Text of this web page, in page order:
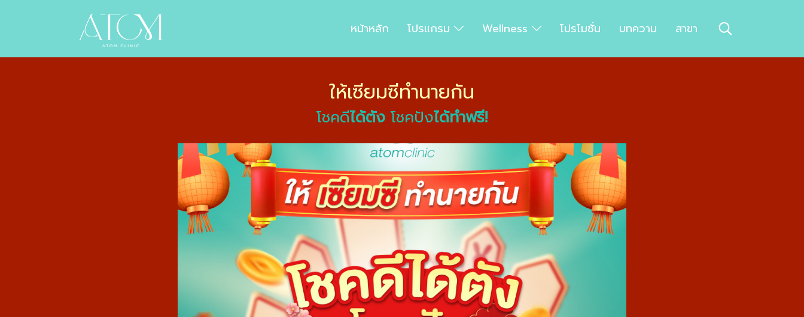
หน้าหลัก โปรแกรม Wellness โปรโมชั่น บทความ สาขา
ให้เซียมซีทำนายกัน
โชคดีได้ตัง โชคปังได้ทำฟรี!